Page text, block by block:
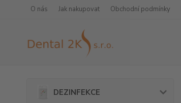
O nás Jak nakupovat Obchodní podmínky
DEZINFEKCE